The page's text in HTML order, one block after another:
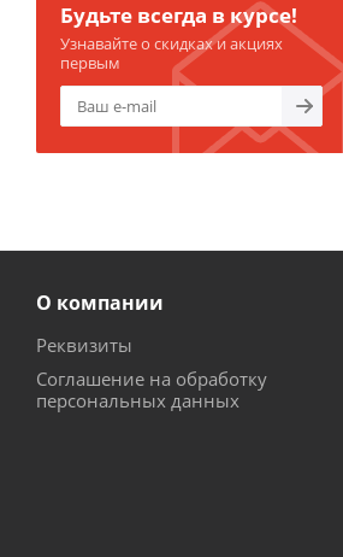
Будьте всегда в курсе!
Узнавайте о скидках и акциях
первым
О компании
Реквизиты
Соглашение на обработку
персональных данных